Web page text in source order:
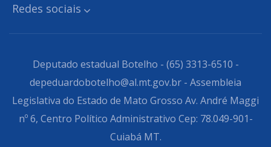
Redes sociais
Deputado estadual Botelho - (65) 3313-6510 -
depeduardobotelho@al.mt.gov.br - Assembleia
Legislativa do Estado de Mato Grosso Av. André Maggi
nº 6, Centro Político Administrativo Cep: 78.049-901-
Cuiabá MT.